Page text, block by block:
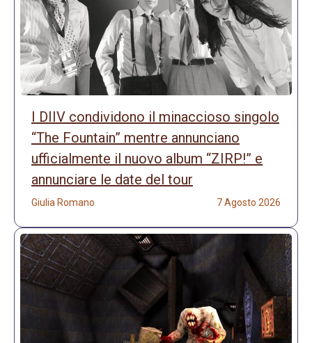
I DIIV condividono il minaccioso singolo
“The Fountain” mentre annunciano
ufficialmente il nuovo album “ZIRP!” e
annunciare le date del tour
Giulia Romano 7 Agosto 2026